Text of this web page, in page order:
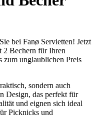
bei Fanø Servietten! Jetzt
2 Bechern für Ihren
zum unglaublichen Preis
sondern auch
Design, das perfekt für
und eignen sich ideal
Picknicks und